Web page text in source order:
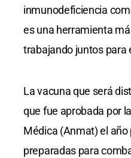
inmunodeficiencia
es una herramienta
trabajando juntos para
La vacuna que será
que fue aprobada por
Médica (Anmat) el
preparadas para